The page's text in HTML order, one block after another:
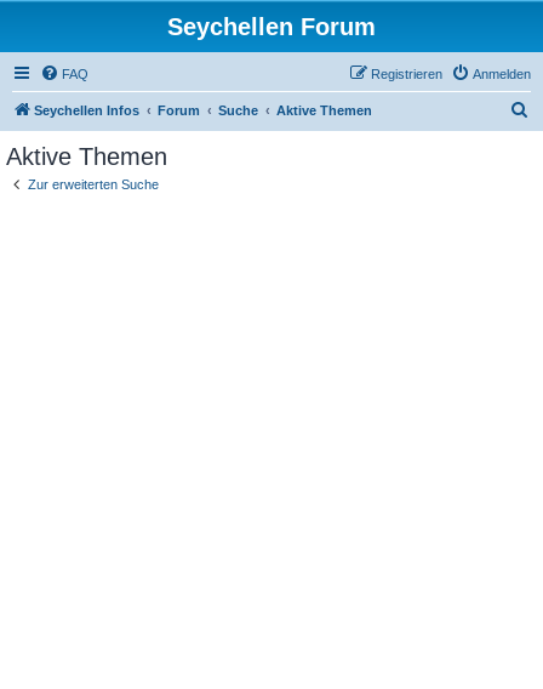
Seychellen Forum
FAQ Anmelden
Registrieren
Seychellen Infos Forum Suche Aktive Themen
Aktive Themen
Zur erweiterten Suche